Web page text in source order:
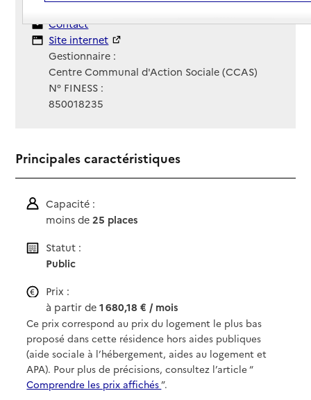
Contact
Contact
Site Internet
Site internet
Gestionnaire :
Centre Communal d'Action Sociale (CCAS)
N° FINESS :
850018235
Principales caractéristiques
Capacité :
moins de25 places
Statut :
Public
Prix :
à partir de1 680,18 € / mois
Ce prix correspond au prix du logement le plus bas
proposé dans cette résidence hors aides publiques
(aide sociale à l’hébergement, aides au logement et
APA). Pour plus de précisions, consultez l’article “
Comprendre les prix affichés”.